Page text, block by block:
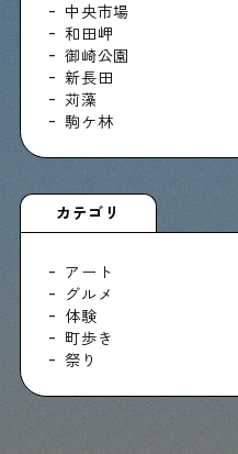
シタマチコウベについて
下町マップ
下町カレンダー
下町START UP
中央市場
和田岬
御崎公園
新長田
苅藻
駒ケ林
カテゴリ
アート
グルメ
体験
町歩き
祭り